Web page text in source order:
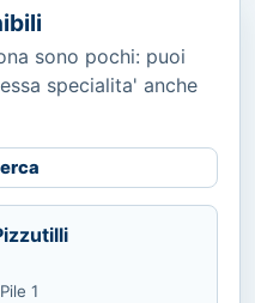
sono pochi: puoi
specialita' anche
1